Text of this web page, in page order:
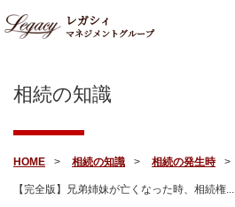
レガシィ
マネジメントグループ
相続の知識
HOME 相続の知識 相続の発生時
【完全版】兄弟姉妹が亡くなった時、相続権...